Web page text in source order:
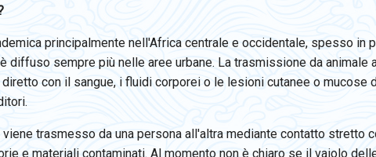
principalmente nell'Africa centrale e occidentale, spesso in
diffuso sempre più nelle aree urbane. La trasmissione da animale
con il sangue, i fluidi corporei o le lesioni cutanee o mucose
trasmesso da una persona all'altra mediante contatto stretto
e materiali contaminati. Al momento non è chiaro se il vaiolo